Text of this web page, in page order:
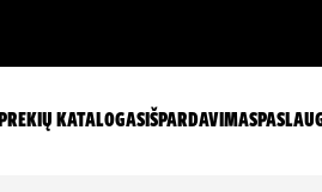
PREKIŲ KATALOGASIŠPARDAVIMAS